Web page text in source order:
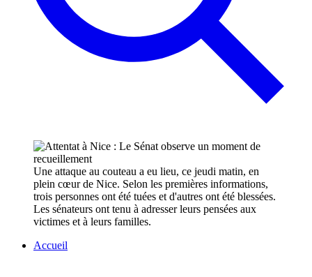
Une attaque au couteau a eu lieu, ce jeudi matin, en
plein cœur de Nice. Selon les premières informations,
trois personnes ont été tuées et d'autres ont été blessées.
Les sénateurs ont tenu à adresser leurs pensées aux
victimes et à leurs familles.
Accueil